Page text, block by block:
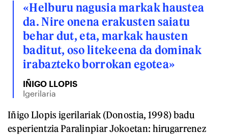
«Helburu nagusia markak haustea
da. Nire onena erakusten saiatu
behar dut, eta, markak hausten
baditut, oso litekeena da dominak
irabazteko borrokan egotea»
IÑIGO LLOPIS
Igerilaria
Iñigo Llopis igerilariak (Donostia, 1998) badu
esperientzia Paralinpiar Jokoetan: hirugarrenez